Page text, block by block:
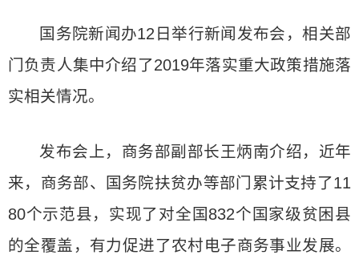
国务院新闻办12日举行新闻发布会，相关部
门负责人集中介绍了2019年落实重大政策措施落
实相关情况。
发布会上，商务部副部长王炳南介绍，近年
来，商务部、国务院扶贫办等部门累计支持了11
80个示范县，实现了对全国832个国家级贫困县
的全覆盖，有力促进了农村电子商务事业发展。